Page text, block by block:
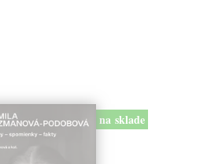
na sklade